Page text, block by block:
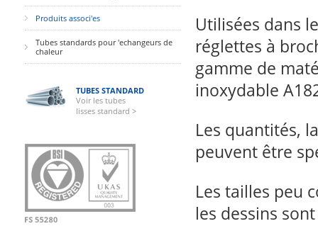
Produits associ'es
Tubes standards pour 'echangeurs de
chaleur
TUBES STANDARD
Voir les tubes
lisses standard >
Utilisées dans
réglettes à
gamme de
inoxydable
Les quantités,
peuvent être
Les tailles peu
les dessins